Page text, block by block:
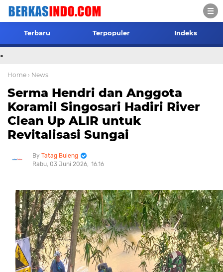
Terbaru Terpopuler Indeks
.
Home › News
Serma Hendri dan Anggota
Koramil Singosari Hadiri River
Clean Up ALIR untuk
Revitalisasi Sungai
Tatag Buleng
Rabu, 03 Juni 2026 16.16